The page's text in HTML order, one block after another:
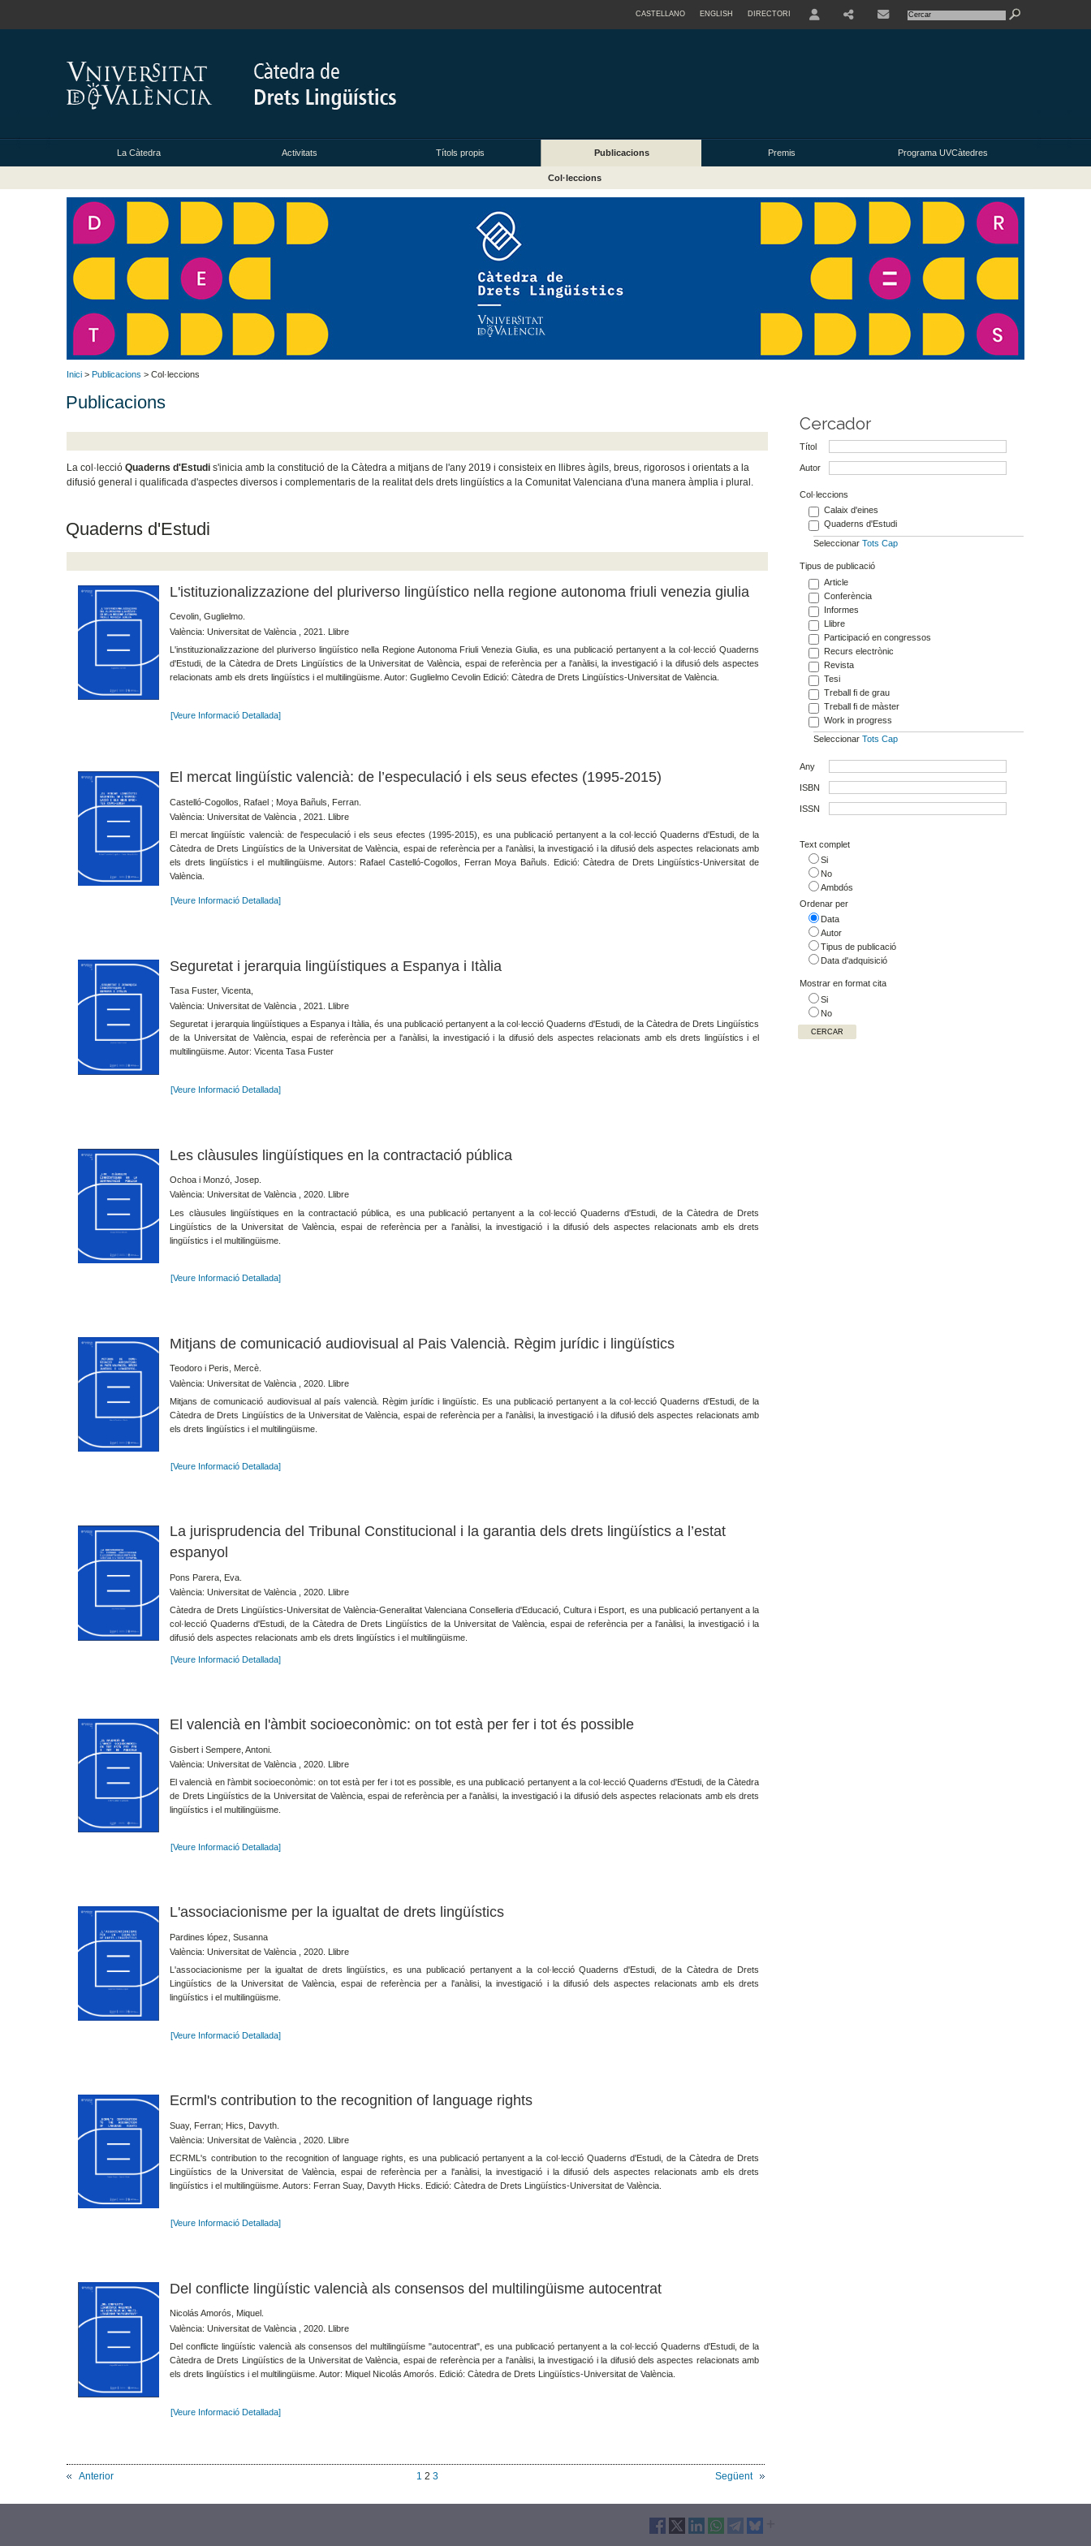
CASTELLANO ENGLISH DIRECTORI
La Càtedra Activitats Títols propis Publicacions Premis Programa UVCàtedres
Col·leccions
Inici > Publicacions > Col·leccions
Publicacions
La col·leccióQuaderns d'Estudi s'inicia amb la constitució de la Càtedra a mitjans de l'any 2019 i consisteix en llibres àgils, breus, rigorosos i orientats a la
difusió general i qualificada d'aspectes diversos i complementaris de la realitat dels drets lingüístics a la Comunitat Valenciana d'una manera àmplia i plural.
Quaderns d'Estudi
L'istituzionalizzazione del pluriverso lingüístico nella regione autonoma friuli venezia giulia
Cevolin, Guglielmo.
València: Universitat de València , 2021. Llibre
L'instituzionalizzazione del pluriverso lingüístico nella Regione Autonoma Friuli Venezia Giulia, es una publicació pertanyent a la col·lecció Quaderns
d'Estudi, de la Càtedra de Drets Lingüístics de la Universitat de València, espai de referència per a l'anàlisi, la investigació i la difusió dels aspectes
relacionats amb els drets lingüístics i el multilingüisme. Autor: Guglielmo Cevolin Edició: Càtedra de Drets Lingüístics-Universitat de València.
[Veure Informació Detallada]
El mercat lingüístic valencià: de l’especulació i els seus efectes (1995-2015)
Castelló-Cogollos, Rafael ; Moya Bañuls, Ferran.
València: Universitat de València , 2021. Llibre
El mercat lingüístic valencià: de l'especulació i els seus efectes (1995-2015), es una publicació pertanyent a la col·lecció Quaderns d'Estudi, de la
Càtedra de Drets Lingüístics de la Universitat de València, espai de referència per a l'anàlisi, la investigació i la difusió dels aspectes relacionats amb
els drets lingüístics i el multilingüisme. Autors: Rafael Castelló-Cogollos, Ferran Moya Bañuls. Edició: Càtedra de Drets Lingüístics-Universitat de
València.
[Veure Informació Detallada]
Seguretat i jerarquia lingüístiques a Espanya i Itàlia
Tasa Fuster, Vicenta,
València: Universitat de València , 2021. Llibre
Seguretat i jerarquia lingüístiques a Espanya i Itàlia, és una publicació pertanyent a la col·lecció Quaderns d'Estudi, de la Càtedra de Drets Lingüístics
de la Universitat de València, espai de referència per a l'anàlisi, la investigació i la difusió dels aspectes relacionats amb els drets lingüístics i el
multilingüisme. Autor: Vicenta Tasa Fuster
[Veure Informació Detallada]
Les clàusules lingüístiques en la contractació pública
Ochoa i Monzó, Josep.
València: Universitat de València , 2020. Llibre
Les clàusules lingüístiques en la contractació pública, es una publicació pertanyent a la col·lecció Quaderns d'Estudi, de la Càtedra de Drets
Lingüístics de la Universitat de València, espai de referència per a l'anàlisi, la investigació i la difusió dels aspectes relacionats amb els drets
lingüístics i el multilingüisme.
[Veure Informació Detallada]
Mitjans de comunicació audiovisual al Pais Valencià. Règim jurídic i lingüístics
Teodoro i Peris, Mercè.
València: Universitat de València , 2020. Llibre
Mitjans de comunicació audiovisual al país valencià. Règim jurídic i lingüístic. Es una publicació pertanyent a la col·lecció Quaderns d'Estudi, de la
Càtedra de Drets Lingüístics de la Universitat de València, espai de referència per a l'anàlisi, la investigació i la difusió dels aspectes relacionats amb
els drets lingüístics i el multilingüisme.
[Veure Informació Detallada]
La jurisprudencia del Tribunal Constitucional i la garantia dels drets lingüístics a l’estat
espanyol
Pons Parera, Eva.
València: Universitat de València , 2020. Llibre
Càtedra de Drets Lingüístics-Universitat de València-Generalitat Valenciana Conselleria d'Educació, Cultura i Esport, es una publicació pertanyent a la
col·lecció Quaderns d'Estudi, de la Càtedra de Drets Lingüístics de la Universitat de València, espai de referència per a l'anàlisi, la investigació i la
difusió dels aspectes relacionats amb els drets lingüístics i el multilingüisme.
[Veure Informació Detallada]
El valencià en l'àmbit socioeconòmic: on tot està per fer i tot és possible
Gisbert i Sempere, Antoni.
València: Universitat de València , 2020. Llibre
El valencià en l'àmbit socioeconòmic: on tot està per fer i tot es possible, es una publicació pertanyent a la col·lecció Quaderns d'Estudi, de la Càtedra
de Drets Lingüístics de la Universitat de València, espai de referència per a l'anàlisi, la investigació i la difusió dels aspectes relacionats amb els drets
lingüístics i el multilingüisme.
[Veure Informació Detallada]
L'associacionisme per la igualtat de drets lingüístics
Pardines lópez, Susanna
València: Universitat de València , 2020. Llibre
L'associacionisme per la igualtat de drets lingüístics, es una publicació pertanyent a la col·lecció Quaderns d'Estudi, de la Càtedra de Drets
Lingüístics de la Universitat de València, espai de referència per a l'anàlisi, la investigació i la difusió dels aspectes relacionats amb els drets
lingüístics i el multilingüisme.
[Veure Informació Detallada]
Ecrml's contribution to the recognition of language rights
Suay, Ferran; Hics, Davyth.
València: Universitat de València , 2020. Llibre
ECRML's contribution to the recognition of language rights, es una publicació pertanyent a la col·lecció Quaderns d'Estudi, de la Càtedra de Drets
Lingüístics de la Universitat de València, espai de referència per a l'anàlisi, la investigació i la difusió dels aspectes relacionats amb els drets
lingüístics i el multilingüisme. Autors: Ferran Suay, Davyth Hicks. Edició: Càtedra de Drets Lingüístics-Universitat de València.
[Veure Informació Detallada]
Del conflicte lingüístic valencià als consensos del multilingüisme autocentrat
Nicolás Amorós, Miquel.
València: Universitat de València , 2020. Llibre
Del conflicte lingüístic valencià als consensos del multilingüísme "autocentrat", es una publicació pertanyent a la col·lecció Quaderns d'Estudi, de la
Càtedra de Drets Lingüístics de la Universitat de València, espai de referència per a l'anàlisi, la investigació i la difusió dels aspectes relacionats amb
els drets lingüístics i el multilingüisme. Autor: Miquel Nicolás Amorós. Edició: Càtedra de Drets Lingüístics-Universitat de València.
[Veure Informació Detallada]
Anterior Següent
1 2 3
Cercador
Títol
Autor
Col·leccions
Calaix d'eines
Quaderns d'Estudi
Seleccionar Tots Cap
Tipus de publicació
Article
Conferència
Informes
Llibre
Participació en congressos
Recurs electrònic
Revista
Tesi
Treball fi de grau
Treball fi de màster
Work in progress
Seleccionar Tots Cap
Any
ISBN
ISSN
Text complet
Si
No
Ambdós
Ordenar per
Data
Autor
Tipus de publicació
Data d'adquisició
Mostrar en format cita
Si
No